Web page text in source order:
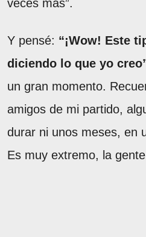
veces más”.
Y pensé: “¡Wow! Este
diciendo lo que yo
un gran momento.
amigos de mi partido,
durar ni unos meses, en
Es muy extremo, la